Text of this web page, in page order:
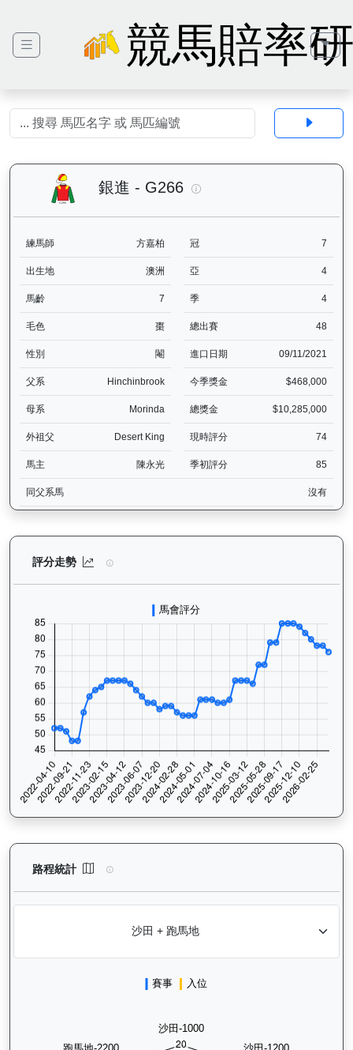
競馬賠率
銀進 - G266 銀進（G266）— 馬
練馬師 方嘉柏 冠 7
出生地 澳洲 亞 4
馬齡 7 季 4
毛色 棗 總出賽 48
性別 閹 進口日期 09/11/2021
父系 Hinchinbrook 今季獎金 $468,000
母系 Morinda 總獎金 $10,285,000
外祖父 Desert King 現時評分 74
馬主 陳永光 季初評分 85
同父系馬 沒有
評分走勢 銀進（G266）— 評分走勢圖表：追蹤香港賽
路程統計 銀進（G266）— 路程統計分析：查看香港賽駒